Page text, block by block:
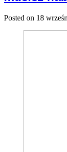
Posted on 18